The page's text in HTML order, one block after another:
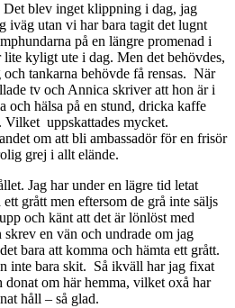
Det blev inget klippning i dag, jag
iväg utan vi har bara tagit det lugnt
på en längre promenad i
kyligt ute i dag. Men det behövdes,
tankarna behövde få rensas. När
tv och Annica skriver att hon är i
och hälsa på en stund, dricka kaffe
Vilket uppskattades mycket.
om att bli ambassadör för en frisör
grej i allt elände.
Jag har under en lägre tid letat
grått men eftersom de grå inte säljs
och känt att det är lönlöst med
skrev en vän och undrade om jag
bara att komma och hämta ett grått.
inte bara skit. Så ikväll har jag fixat
donat om här hemma, vilket oxå har
håll – så glad.